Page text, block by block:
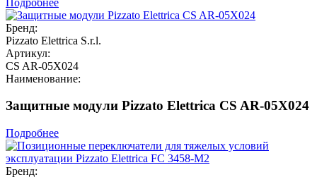
Бренд:
Pizzato Elettrica S.r.l.
Артикул:
CS AR-05X024
Наименование:
Защитные модули Pizzato Elettrica CS AR-05X024
Подробнее
Бренд: